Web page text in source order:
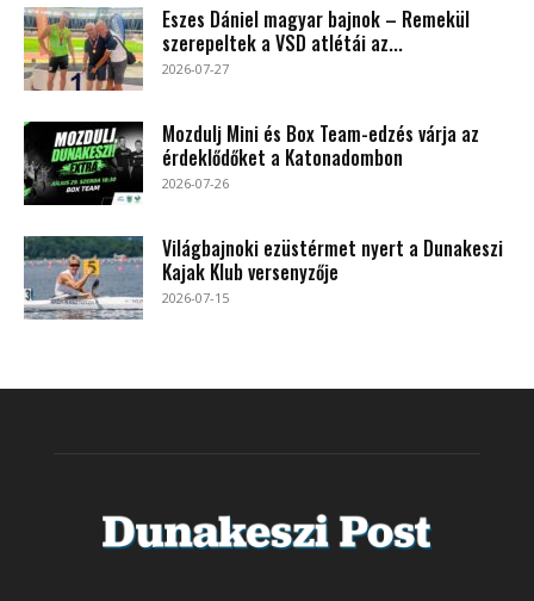
Eszes Dániel magyar bajnok – Remekül
szerepeltek a VSD atlétái az...
2026-07-27
Mozdulj Mini és Box Team-edzés várja az
érdeklődőket a Katonadombon
2026-07-26
Világbajnoki ezüstérmet nyert a Dunakeszi
Kajak Klub versenyzője
2026-07-15